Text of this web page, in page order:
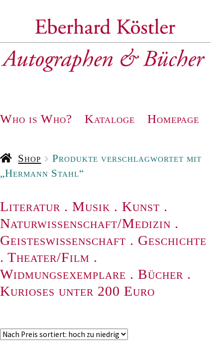
Navigation
Who is Who? Kataloge Homepage
Shop
Produkte verschlagwortet mit
„Hermann Stahl“
Literatur . Musik . Kunst .
Naturwissenschaft/Medizin .
Geisteswissenschaft . Geschichte
. Theater/Film .
Widmungsexemplare . Bücher .
Kurioses unter 200 Euro